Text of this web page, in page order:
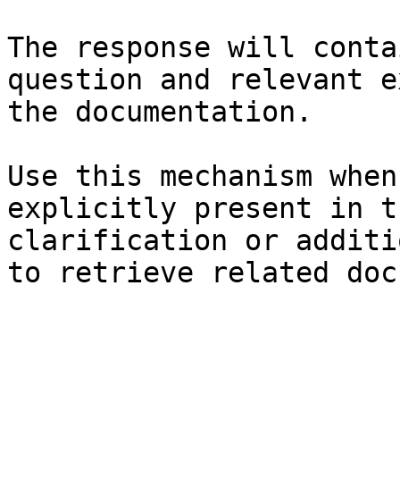
The response will
question and relevant
the documentation.
Use this mechanism
explicitly present in
clarification or